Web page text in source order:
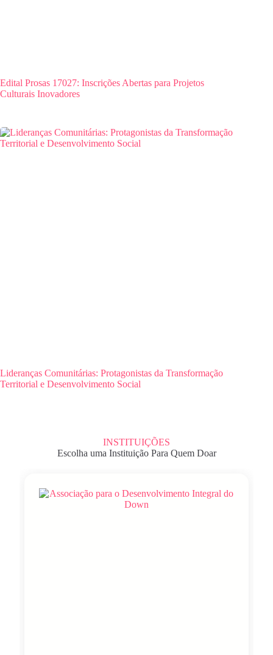
Edital Prosas 17027: Inscrições Abertas para Projetos
Culturais Inovadores
Lideranças Comunitárias: Protagonistas da Transformação
Territorial e Desenvolvimento Social
INSTITUIÇÕES
Escolha uma Instituição Para Quem Doar